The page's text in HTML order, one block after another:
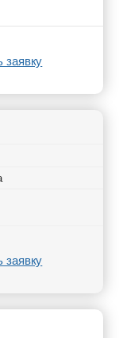
заявку
заявку